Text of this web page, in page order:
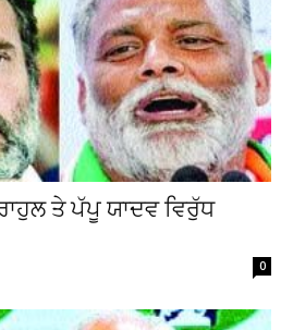
ਤੇ ਪੱਪੂ ਯਾਦਵ ਵਿਰੁੱਧ
0